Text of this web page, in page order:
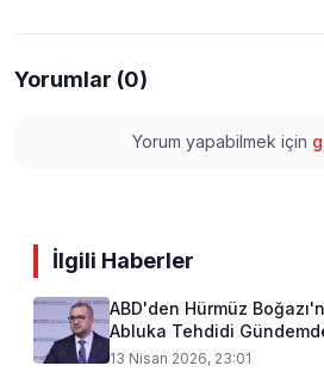
Yorumlar (0)
Yorum yapabilmek için
İlgili Haberler
ABD'den Hürmüz
Abluka Tehdidi
13 Nisan 2026, 23:01